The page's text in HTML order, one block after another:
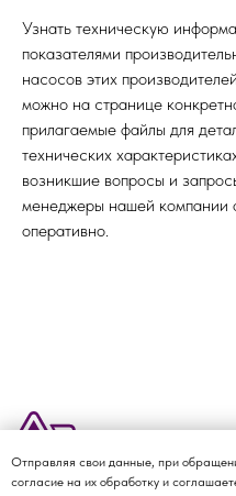
Узнать техническую
показателями
насосов этих
можно на странице
прилагаемые файлы для
технических
возникшие вопросы и
менеджеры нашей компании
оперативно.
Политика
О КОМПАНИИ
Отправляя свои данные, при
согласие на их обработку и